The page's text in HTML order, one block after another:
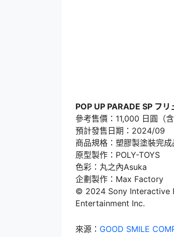
POP UP PARADE SP フリ
參考售價：11,000 日圓（含
預計發售日期：2024/09
商品規格：塑膠製塗裝完
原型製作：POLY-TOYS
色彩：丸之內Asuka
企劃製作：Max Factory
© 2024 Sony Interactive
Entertainment Inc.
來源： GOOD SMILE